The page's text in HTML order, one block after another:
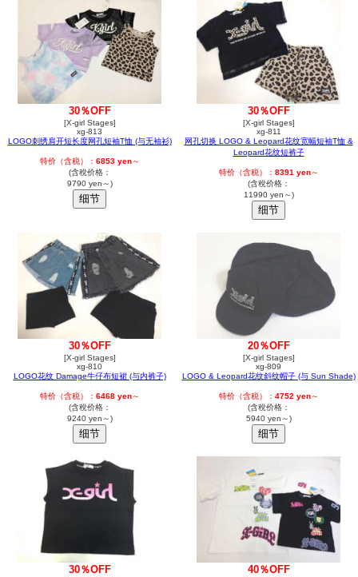
30％OFF
[X-girl Stages]
xg-813
LOGO刺绣肩开短长度网孔短袖T恤 (与无袖衫)
特价（含税）： 6853 yen～
(含稅价格：
9790 yen～)
30％OFF
[X-girl Stages]
xg-811
网孔切换 LOGO & Leopard花纹宽幅短袖T恤 &
Leopard花纹短裤子
特价（含税）： 8391 yen～
(含稅价格：
11990 yen～)
30％OFF
[X-girl Stages]
xg-810
LOGO花纹 Damage牛仔布短裙 (与内裤子)
特价（含税）： 6468 yen～
(含稅价格：
9240 yen～)
20％OFF
[X-girl Stages]
xg-809
LOGO & Leopard花纹斜纹帽子 (与 Sun Shade)
特价（含税）： 4752 yen～
(含稅价格：
5940 yen～)
30％OFF 40％OFF